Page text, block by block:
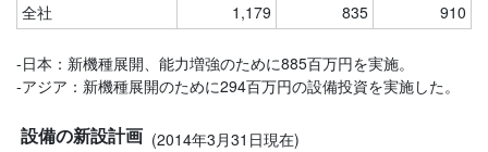
全社
1,179 835 910
-日本：新機種展開、能力増強のために885百万円を実施。
-アジア：新機種展開のために294百万円の設備投資を実施した。
設備の新設計画 (2014年3月31日現在)